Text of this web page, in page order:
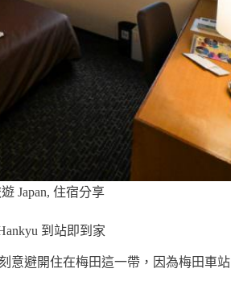
Japan, 住宿分享
到站即到家
意避開住在梅田這一帶，因為梅田車站